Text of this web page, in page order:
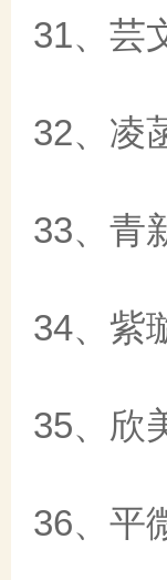
31、
32、
33、
34、
35、
36、